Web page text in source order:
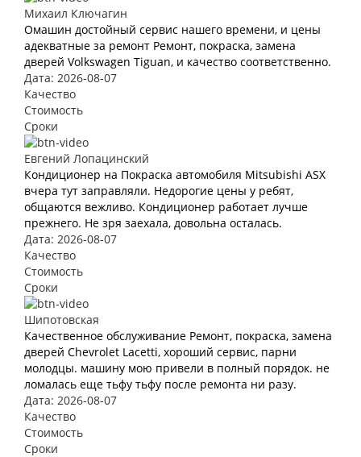
Михаил Ключагин
Омашин достойный сервис нашего времени, и цены
адекватные за ремонт Ремонт, покраска, замена
дверей Volkswagen Tiguan, и качество соответственно.
Дата: 2026-08-07
Качество
Стоимость
Сроки
Евгений Лопацинский
Кондиционер на Покраска автомобиля Mitsubishi ASX
вчера тут заправляли. Недорогие цены у ребят,
общаются вежливо. Кондиционер работает лучше
прежнего. Не зря заехала, довольна осталась.
Дата: 2026-08-07
Качество
Стоимость
Сроки
Шипотовская
Качественное обслуживание Ремонт, покраска, замена
дверей Chevrolet Lacetti, хороший сервис, парни
молодцы. машину мою привели в полный порядок. не
ломалась еще тьфу тьфу после ремонта ни разу.
Дата: 2026-08-07
Качество
Стоимость
Сроки